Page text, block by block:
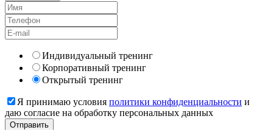
Индивидуальный тренинг
Корпоративный тренинг
Открытый тренинг
Я принимаю условия политики конфиденциальности и
даю согласие на обработку персональных данных